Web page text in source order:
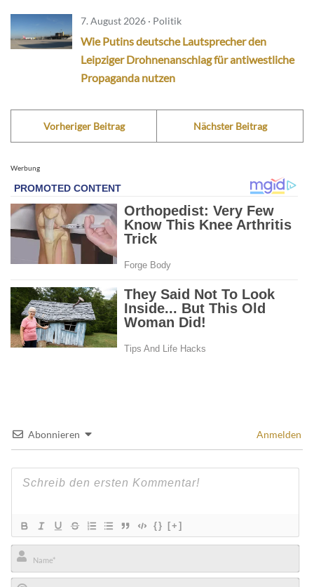
7. August 2026 · Politik
Wie Putins deutsche Lautsprecher den
Leipziger Drohnenanschlag für antiwestliche
Propaganda nutzen
Vorheriger Beitrag Nächster Beitrag
Werbung
Abonnieren Anmelden
{} [+]
Name*